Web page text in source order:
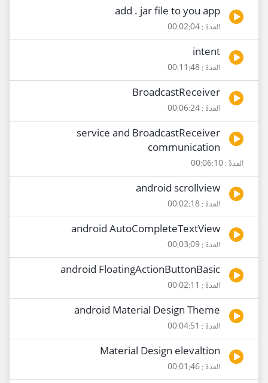
add . jar file to you app
المدة : 00:02:04
intent
المدة : 00:11:48
BroadcastReceiver
المدة : 00:06:24
service and BroadcastReceiver
communication
المدة : 00:06:10
android scrollview
المدة : 00:02:18
android AutoCompleteTextView
المدة : 00:03:09
android FloatingActionButtonBasic
المدة : 00:02:11
android Material Design Theme
المدة : 00:04:51
Material Design elevaltion
المدة : 00:01:46